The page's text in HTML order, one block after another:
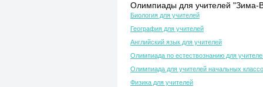
Олимпиады для учителей "Зима-
Биология для учителей
География для учителей
Английский язык для учителей
Олимпиада по естествознанию для
Олимпиада для учителей начальных
Физика для учителей